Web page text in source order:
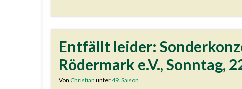
Entfällt leider:
Rödermark e.V., Sonntag,
Von Christian unter49. Saison